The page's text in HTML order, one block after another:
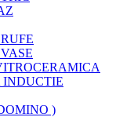
INDUCTIE
)